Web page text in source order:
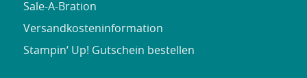
Sale-A-Bration
Versandkosteninformation
Stampin‘ Up! Gutschein bestellen